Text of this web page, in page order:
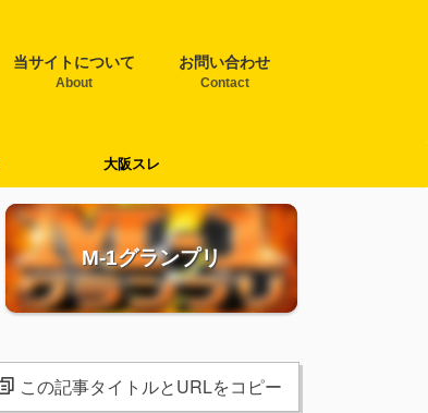
当サイトについて
About
お問い合わせ
Contact
大阪スレ
M-1グランプリ
この記事タイトルとURLをコピー